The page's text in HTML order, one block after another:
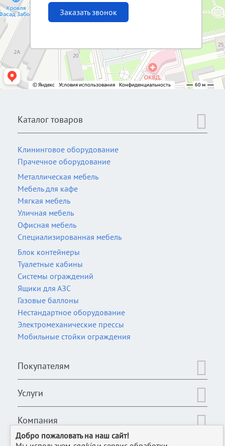
Заказать звонок
Каталог товаров
Клининговое оборудование
Прачечное оборудование
Металлическая мебель
Мебель для кафе
Мягкая мебель
Уличная мебель
Офисная мебель
Специализированная мебель
Блок контейнеры
Туалетные кабины
Системы ограждений
Ящики для АЗС
Газовые баллоны
Нестандартное оборудование
Электромеханические прессы
Мобильные стойки ограждения
Покупателям
Услуги
Компания
Добро пожаловать на наш сайт!